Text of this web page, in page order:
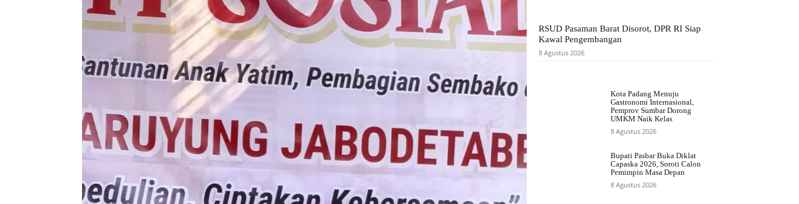
RSUD Pasaman Barat Disorot, DPR RI Siap
Kawal Pengembangan
8 Agustus 2026
Kota Padang Menuju
Gastronomi Internasional,
Pemprov Sumbar Dorong
UMKM Naik Kelas
8 Agustus 2026
Bupati Pasbar Buka Diklat
Capaska 2026, Soroti Calon
Pemimpin Masa Depan
8 Agustus 2026